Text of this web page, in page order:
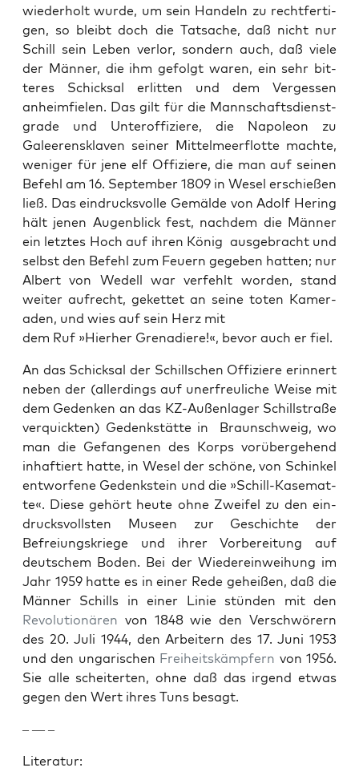
wieder­holt wurde, um sein Han­deln zu recht­fer­ti­
gen, so bleibt doch die Tat­sache, daß nicht nur
Schill sein Leben ver­lor, son­dern auch, daß viele
der Män­ner, die ihm gefol­gt waren, ein sehr bit­
teres Schick­sal erlit­ten und dem Vergessen
anheim­fie­len. Das gilt für die Mannschafts­di­en­st­
grade und Unterof­fiziere, die Napoleon zu
Galeeren­sklaven sein­er Mit­telmeer­flotte machte,
weniger für jene elf Offiziere, die man auf seinen
Befehl am 16. Sep­tem­ber 1809 in Wesel erschießen
ließ. Das ein­drucksvolle Gemälde von Adolf Her­ing
hält jenen Augen­blick fest, nach­dem die Män­ner
ein let­ztes Hoch auf ihren König aus­ge­bracht und
selb­st den Befehl zum Feuern gegeben hat­ten; nur
Albert von Wedell war ver­fehlt wor­den, stand
weit­er aufrecht, geket­tet an seine toten Kam­er­
aden, und wies auf sein Herz mit
dem Ruf »Hier­her Grenadiere!«, bevor auch er fiel.
An das Schick­sal der Schillschen Offiziere erin­nert
neben der (allerd­ings auf uner­freuliche Weise mit
dem Gedenken an das KZ-Außen­lager Schill­straße
verquick­ten) Gedenkstätte in Braun­schweig, wo
man die Gefan­genen des Korps vorüberge­hend
inhaftiert hat­te, in Wesel der schöne, von Schinkel
ent­wor­fene Gedenkstein und die »Schill-Kase­mat­
te«. Diese gehört heute ohne Zweifel zu den ein­
drucksvoll­sten Museen zur Geschichte der
Befreiungskriege und ihrer Vor­bere­itung auf
deutschem Boden. Bei der Wiedere­in­wei­hung im
Jahr 1959 hat­te es in ein­er Rede geheißen, daß die
Män­ner Schills in ein­er Lin­ie stün­den mit den
Rev­o­lu­tionären von 1848 wie den Ver­schwör­ern
des 20. Juli 1944, den Arbeit­ern des 17. Juni 1953
und den ungarischen Frei­heit­skämpfern von 1956.
Sie alle scheit­erten, ohne daß das irgend etwas
gegen den Wert ihres Tuns besagt.
– — –
Lit­er­atur: